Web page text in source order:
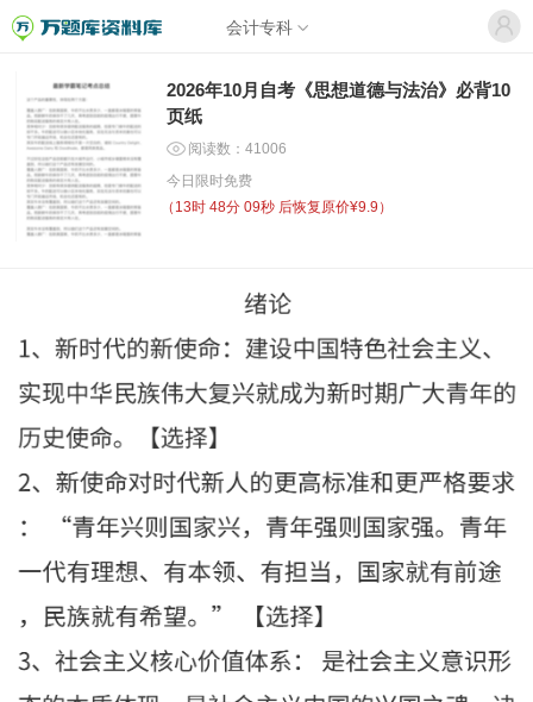
会计专科
2026年10月自考《思想道德与法治》必背10
页纸
阅读数：41006
今日限时免费
（ 13时 48分 08秒 后恢复原价¥9.9）